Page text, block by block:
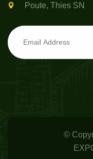
Poute, Thies SN
©